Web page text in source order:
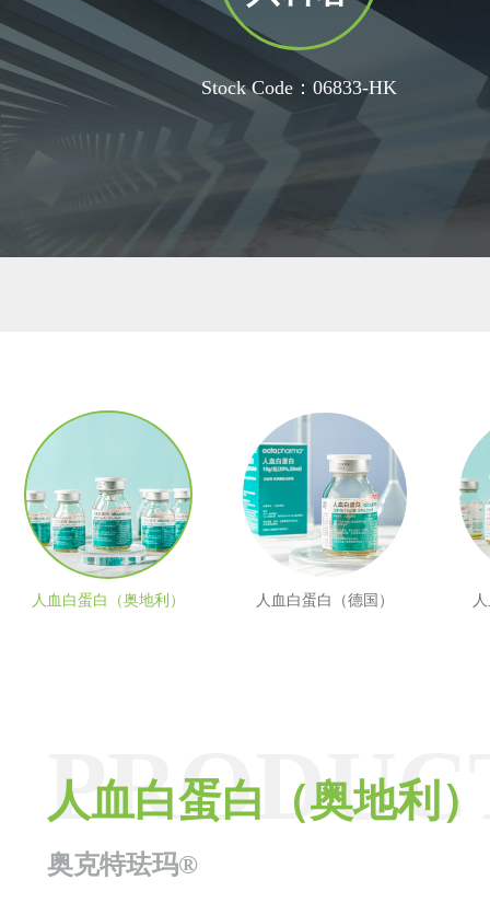
Stock Code：06833-HK
人血白蛋白（奥地利） 人血白蛋白（德国）
人血白蛋白（奥地利）
奥克特珐玛®
人血白蛋白（德国）
人血白蛋白（瑞典）
人血白蛋白（法国）
注射用头孢呋辛钠